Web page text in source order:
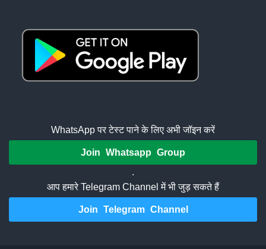
WhatsApp पर टेस्ट पाने के लिए अभी जॉइन करें
Join Whatsapp Group
.
आप हमारे Telegram Channel में भी जुड़ सकते हैं
Join Telegram Channel